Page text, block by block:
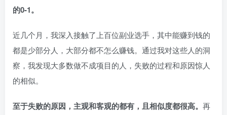
的0-1。
近几个月，我深入接触了上百位副业选手，其中能赚到钱的
都是少部分人，大部分都不怎么赚钱。通过我对这些人的洞
察，我发现大多数做不成项目的人，失败的过程和原因惊人
的相似。​
至于失败的原因，主观和客观的都有，且相似度都很高。 再